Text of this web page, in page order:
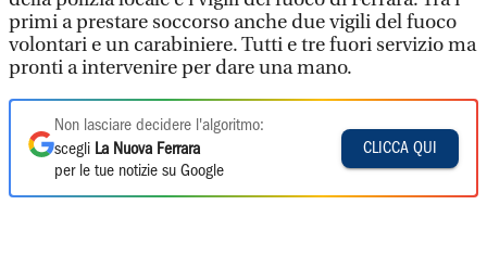
primi a prestare soccorso anche due vigili del fuoco
volontari e un carabiniere. Tutti e tre fuori servizio ma
pronti a intervenire per dare una mano.
Non lasciare decidere l'algoritmo:
scegli La Nuova Ferrara
per le tue notizie su Google
CLICCA QUI